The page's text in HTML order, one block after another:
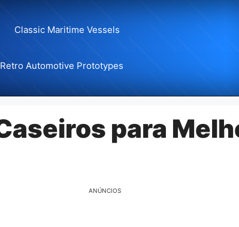
Classic Maritime Vessels
Retro Automotive Prototypes
para
ANÚNCIOS